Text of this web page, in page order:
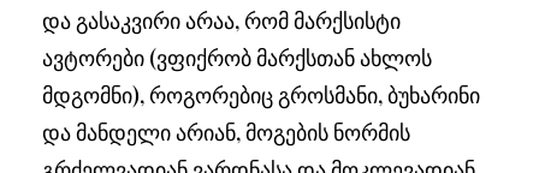
და გასაკვირი არაა, რომ მარქსისტი
ავტორები (ვფიქრობ მარქსთან ახლოს
მდგომნი), როგორებიც გროსმანი, ბუხარინი
და მანდელი არიან, მოგების ნორმის